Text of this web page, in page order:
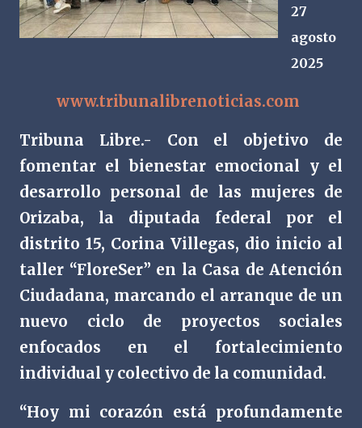
27
agosto
2025
www.tribunalibrenoticias.com
Tribuna Libre.- Con el objetivo de
fomentar el bienestar emocional y el
desarrollo personal de las mujeres de
Orizaba, la diputada federal por el
distrito 15, Corina Villegas, dio inicio al
taller “FloreSer” en la Casa de Atención
Ciudadana, marcando el arranque de un
nuevo ciclo de proyectos sociales
enfocados en el fortalecimiento
individual y colectivo de la comunidad.
“Hoy mi corazón está profundamente